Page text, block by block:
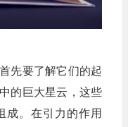
先要了解它们的起
的巨大星云，这些
成。在引力的作用